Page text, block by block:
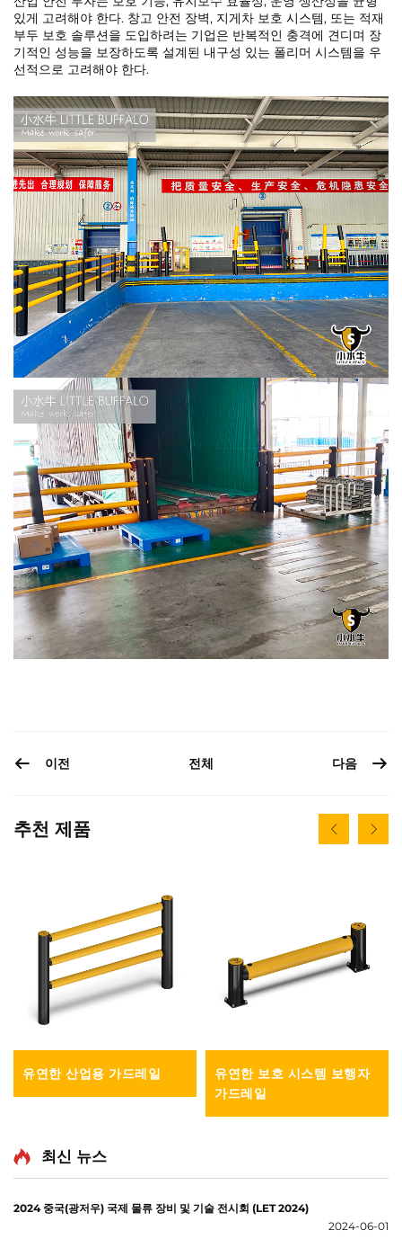
있게 고려해야 한다. 창고 안전 장벽, 지게차 보호 시스템, 또는 적재
부두 보호 솔루션을 도입하려는 기업은 반복적인 충격에 견디며 장
기적인 성능을 보장하도록 설계된 내구성 있는 폴리머 시스템을 우
선적으로 고려해야 한다.
이전 전체 다음
추천 제품
유연한 산업용 가드레일
유연한 보호 시스템 보행자
가드레일
최신 뉴스
2024 중국(광저우) 국제 물류 장비 및 기술 전시회 (LET 2024)
2024-06-01